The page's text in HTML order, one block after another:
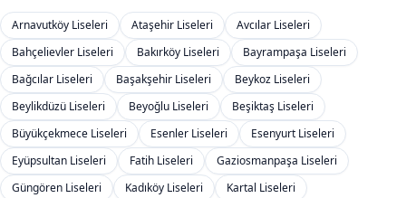
Arnavutköy Liseleri Ataşehir Liseleri
Avcılar Liseleri
Bahçelievler Liseleri
Bakırköy Liseleri
Bayrampaşa Liseleri
Bağcılar Liseleri
Başakşehir Liseleri
Beykoz Liseleri
Beylikdüzü Liseleri
Beyoğlu Liseleri
Beşiktaş Liseleri
Büyükçekmece Liseleri
Esenler Liseleri
Esenyurt Liseleri
Eyüpsultan Liseleri
Fatih Liseleri
Gaziosmanpaşa Liseleri
Güngören Liseleri
Kadıköy Liseleri
Kartal Liseleri